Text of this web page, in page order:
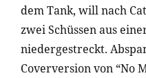
dem Tank, will nach
zwei Schüssen aus
niedergestreckt.
Coverversion von “No